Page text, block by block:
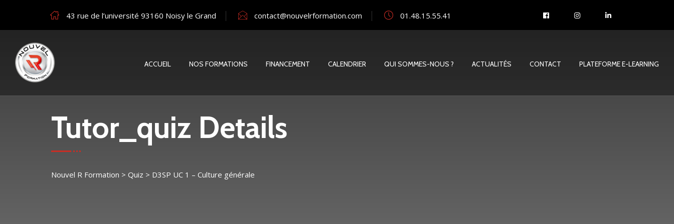
43 rue de l’université 93160 Noisy le Grand contact@nouvelrformation.com 01.48.15.55.41
ACCUEIL NOS FORMATIONS FINANCEMENT CALENDRIER QUI SOMMES-NOUS ? ACTUALITÉS CONTACT PLATEFORME E-LEARNING
Tutor_quiz Details
Nouvel R Formation > Quiz > D3SP UC 1 – Culture générale